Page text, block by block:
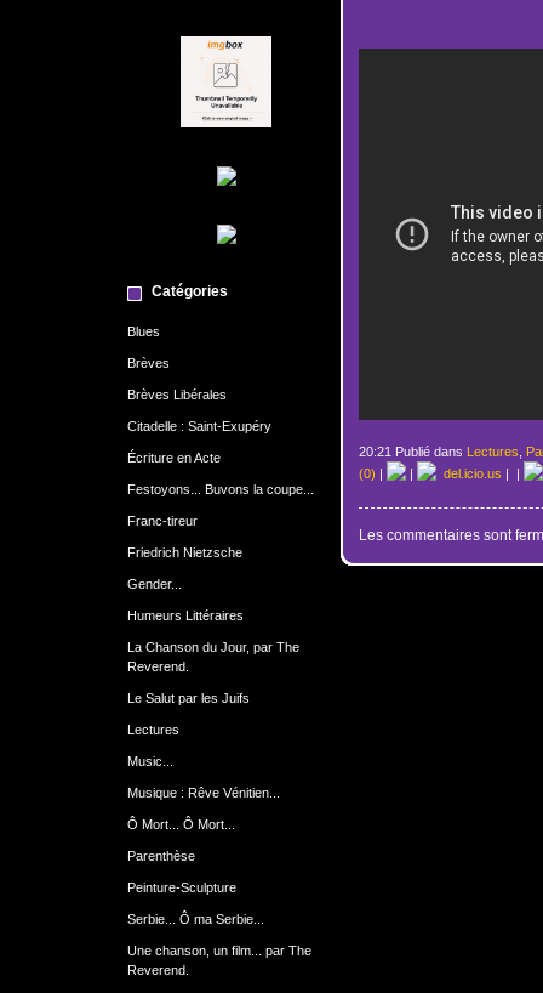
Catégories
Blues
Brèves
Brèves Libérales
Citadelle : Saint-Exupéry
Écriture en Acte
Festoyons... Buvons la coupe...
Franc-tireur
Friedrich Nietzsche
Gender...
Humeurs Littéraires
La Chanson du Jour, par The
Reverend.
Le Salut par les Juifs
Lectures
Music...
Musique : Rêve Vénitien...
Ô Mort... Ô Mort...
Parenthèse
Peinture-Sculpture
Serbie... Ô ma Serbie...
Une chanson, un film... par The
Reverend.
20:21 Publié dans Lectures
(0) | | del.icio.us | |
Les commentaires sont